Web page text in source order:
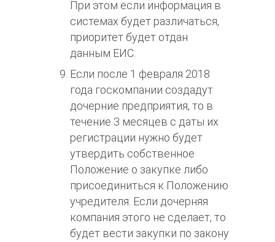
При этом если информация в
системах будет различаться,
приоритет будет отдан
данным ЕИС.
Если после 1 февраля 2018
года госкомпании создадут
дочерние предприятия, то в
течение 3 месяцев с даты их
регистрации нужно будет
утвердить собственное
Положение о закупке либо
присоединиться к Положению
учредителя. Если дочерняя
компания этого не сделает, то
будет вести закупки по закону